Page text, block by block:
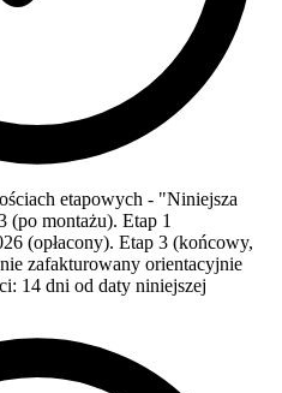
etapowych - "Niniejsza
(po montażu). Etap 1
(opłacony). Etap 3 (końcowy,
zafakturowany orientacyjnie
14 dni od daty niniejszej